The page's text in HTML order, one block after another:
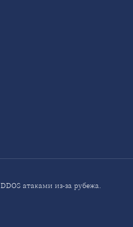
атаками из-за рубежа.